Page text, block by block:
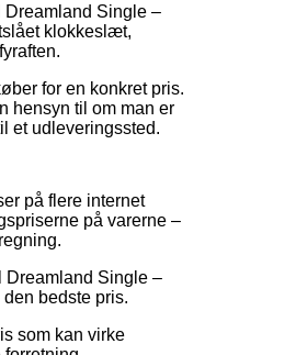
Dreamland Single –
klokkeslæt,
for en konkret pris.
hensyn til om man er
et udleveringssted.
på flere internet
på varerne –
Dreamland Single –
bedste pris.
som kan virke